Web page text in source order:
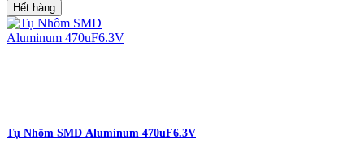
Hết hàng
Tụ Nhôm SMD Aluminum 470uF6.3V